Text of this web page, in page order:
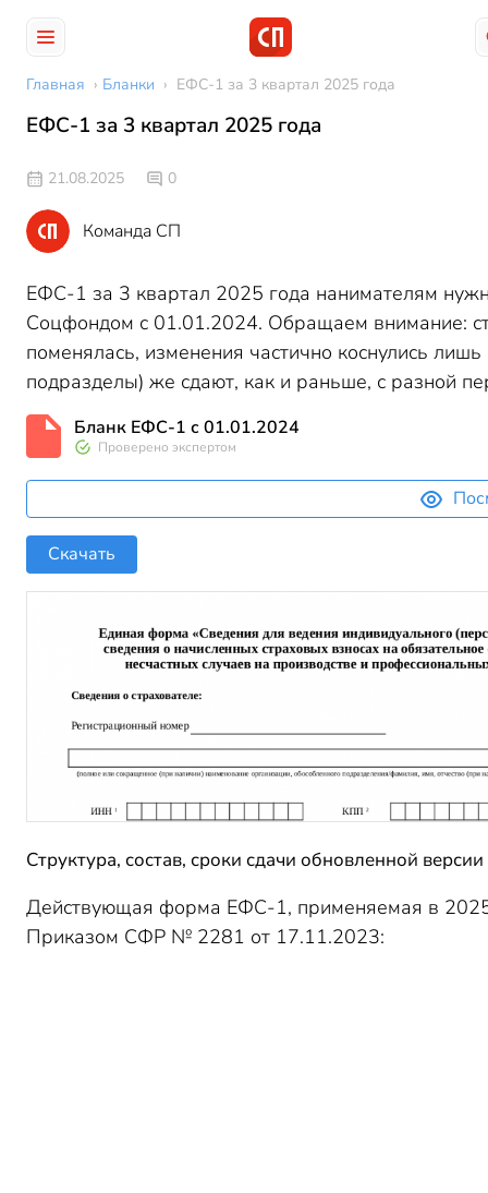
Главная › Бланки › ЕФС-1 за 3 квартал 2025 года
ЕФС-1 за 3 квартал 2025 года
21.08.2025 0
Команда СП
ЕФС-1 за 3 квартал 2025 года нанимателям
Соцфондом с 01.01.2024. Обращаем внимание:
поменялась, изменения частично коснулись
подразделы) же сдают, как и раньше, с разной
Бланк ЕФС-1 с 01.01.2024
Проверено экспертом
Скачать
Структура, состав, сроки сдачи обновленной версии
Действующая форма ЕФС-1, применяемая в
Приказом СФР № 2281 от 17.11.2023: